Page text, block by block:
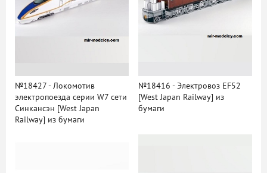
№18427 - Локомотив
электропоезда серии W7 сети
Синкансэн [West Japan
Railway] из бумаги
№18416 - Электровоз EF52
[West Japan Railway] из
бумаги